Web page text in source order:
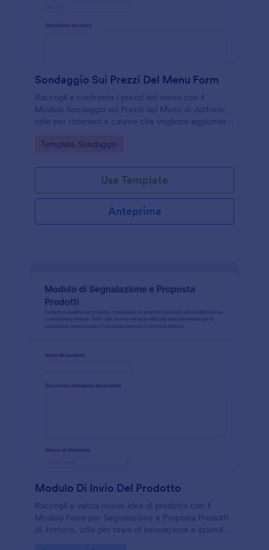
Sondaggio Sui Prezzi Del Menu Form
Raccogli e confronta i prezzi del menu con il
Modulo Sondaggio sui Prezzi del Menu di Jotform,
utile per ristoranti e catene che vogliono aggiornare
in carta.
Go to Category:
Template Sondaggio
Usa Template
Anteprima
Modulo Di Invio Del Prodotto
Raccogli e valuta nuove idee di prodotto con il
Modulo Form per Segnalazione e Proposta Prodotti
di Jotform, utile per team di innovazione e aziende